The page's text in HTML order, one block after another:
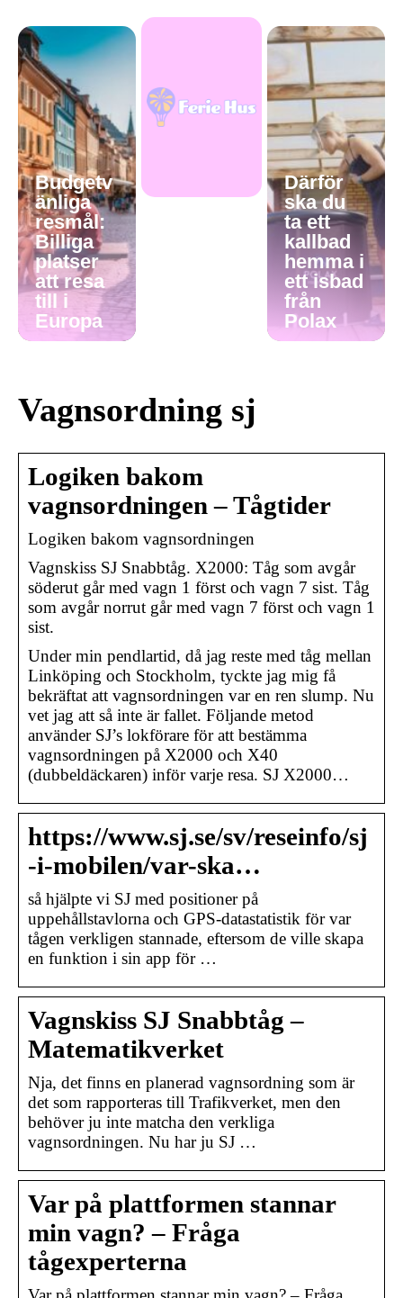
Budgetv
änliga
resmål:
Billiga
platser
att resa
till i
Europa
Därför
ska du
ta ett
kallbad
hemma i
ett isbad
från
Polax
Vagnsordning sj
Logiken bakom
vagnsordningen – Tågtider
Logiken bakom vagnsordningen
Vagnskiss SJ Snabbtåg. X2000: Tåg som avgår
söderut går med vagn 1 först och vagn 7 sist. Tåg
som avgår norrut går med vagn 7 först och vagn 1
sist.
Under min pendlartid, då jag reste med tåg mellan
Linköping och Stockholm, tyckte jag mig få
bekräftat att vagnsordningen var en ren slump. Nu
vet jag att så inte är fallet. Följande metod
använder SJ’s lokförare för att bestämma
vagnsordningen på X2000 och X40
(dubbeldäckaren) inför varje resa. SJ X2000…
https://www.sj.se/sv/reseinfo/sj
-i-mobilen/var-ska…
så hjälpte vi SJ med positioner på
uppehållstavlorna och GPS-datastatistik för var
tågen verkligen stannade, eftersom de ville skapa
en funktion i sin app för …
Vagnskiss SJ Snabbtåg –
Matematikverket
Nja, det finns en planerad vagnsordning som är
det som rapporteras till Trafikverket, men den
behöver ju inte matcha den verkliga
vagnsordningen. Nu har ju SJ …
Var på plattformen stannar
min vagn? – Fråga
tågexperterna